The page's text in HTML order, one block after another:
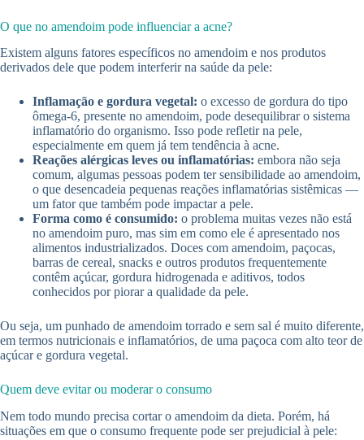
O que no amendoim pode influenciar a acne?
Existem alguns fatores específicos no amendoim e nos produtos
derivados dele que podem interferir na saúde da pele:
Inflamação e gordura vegetal: o excesso de gordura do tipo
ômega-6, presente no amendoim, pode desequilibrar o sistema
inflamatório do organismo. Isso pode refletir na pele,
especialmente em quem já tem tendência à acne.
Reações alérgicas leves ou inflamatórias: embora não seja
comum, algumas pessoas podem ter sensibilidade ao amendoim,
o que desencadeia pequenas reações inflamatórias sistêmicas —
um fator que também pode impactar a pele.
Forma como é consumido: o problema muitas vezes não está
no amendoim puro, mas sim em como ele é apresentado nos
alimentos industrializados. Doces com amendoim, paçocas,
barras de cereal, snacks e outros produtos frequentemente
contêm açúcar, gordura hidrogenada e aditivos, todos
conhecidos por piorar a qualidade da pele.
Ou seja, um punhado de amendoim torrado e sem sal é muito diferente,
em termos nutricionais e inflamatórios, de uma paçoca com alto teor de
açúcar e gordura vegetal.
Quem deve evitar ou moderar o consumo
Nem todo mundo precisa cortar o amendoim da dieta. Porém, há
situações em que o consumo frequente pode ser prejudicial à pele: